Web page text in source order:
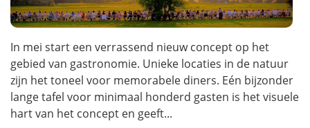
In mei start een verrassend nieuw concept op het
gebied van gastronomie. Unieke locaties in de natuur
zijn het toneel voor memorabele diners. Eén bijzonder
lange tafel voor minimaal honderd gasten is het visuele
hart van het concept en geeft...